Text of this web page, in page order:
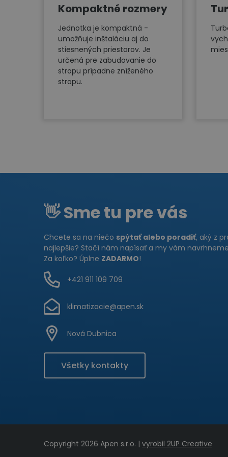
Kompaktné rozmery
Jednotka je kompaktná -
umožňuje inštaláciu aj do
stiesnených priestorov. Je
určená pre zabudovanie do
stropu prípadne zníženého
stropu.
👋 Sme tu pre vás
Chcete sa na niečo spýtať alebo poradiť, aký z
najlepšie? Stačí nám napísať a my vám
Za koľko? Úplne ZADARMO!
+421 911 109 709
klimatizacie@apen.sk
Nová Dubnica
Všetky kontakty
Copyright 2026 Apen s.r.o. | vyrobil 2UP Creative